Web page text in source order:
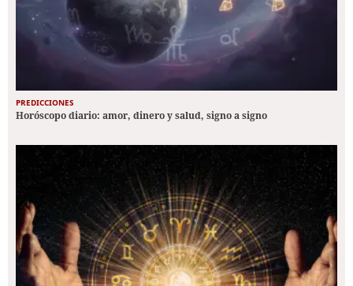
PREDICCIONES
Horóscopo diario: amor, dinero y salud, signo a signo